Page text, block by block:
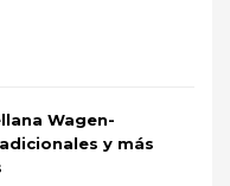
Wagen-
y más